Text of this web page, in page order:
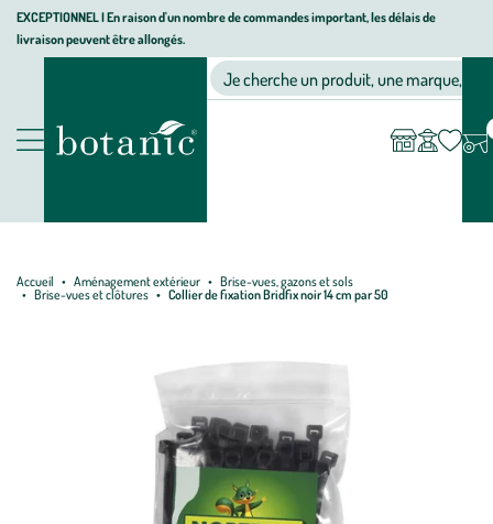
Aller
Aller
au
Aller
au
page
EXCEPTIONNEL I En raison d'un nombre de commandes important, les délais de
livraison peuvent être allongés.
Nos produits
Jardinerie écologique, animalerie, décoration, alimentation bio
Je cherche un produit, une marque, un
compte
Accueil Aménagement extérieur
Brise-vues, gazons et sols
Brise-vues et clôtures
Collier de fixation Bridfix noir 14 cm par 50